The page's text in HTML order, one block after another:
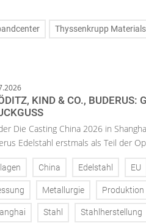
Thyssenkrupp
KIND & CO., BUDERUS:
Die Casting China 2026 in
Edelstahl erstmals als Teil der
China Edelstahl EU
Metallurgie Produktion
Stahl Stahlherstellung